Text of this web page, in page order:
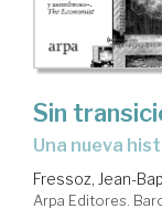
Sin
Una nueva
Fressoz, Jean-
Arpa Editores.